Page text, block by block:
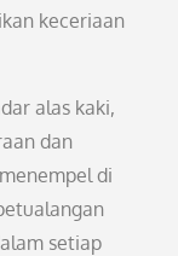
keceriaan
alas kaki,
dan
di
setiap